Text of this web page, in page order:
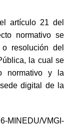
artículo 21 del
normativo se
resolución del
la cual se
normativo y la
digital de la
MINEDU/VMGI-